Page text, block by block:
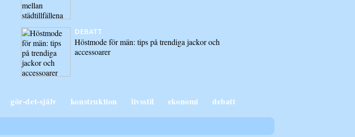
DEBATT
Höstmode för män: tips på trendiga jackor och
accessoarer
gör-det-själv konstruktion livsstil ekonomi debatt